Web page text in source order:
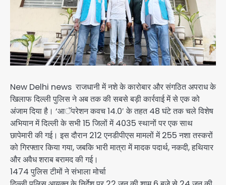
New Delhi news राजधानी में नशे के कारोबार और संगठित अपराध के
खिलाफ दिल्ली पुलिस ने अब तक की सबसे बड़ी कार्रवाई में से एक को
अंजाम दिया है। ‘आॅपरेशन कवच 14.0′ के तहत 48 घंटे तक चले विशेष
अभियान में दिल्ली के सभी 15 जिलों में 4035 स्थानों पर एक साथ
छापेमारी की गई। इस दौरान 212 एनडीपीएस मामलों में 255 नशा तस्करों
को गिरफ्तार किया गया, जबकि भारी मात्रा में मादक पदार्थ, नकदी, हथियार
और अवैध शराब बरामद की गई।
1474 पुलिस टीमों ने संभाला मोर्चा